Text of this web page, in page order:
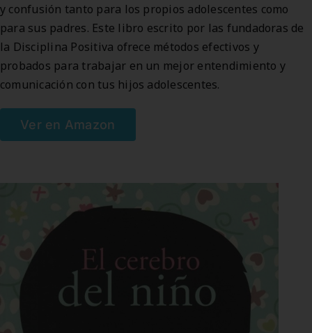
y confusión tanto para los propios adolescentes como
para sus padres. Este libro escrito por las fundadoras de
la Disciplina Positiva ofrece métodos efectivos y
probados para trabajar en un mejor entendimiento y
comunicación con tus hijos adolescentes.
Ver en Amazon